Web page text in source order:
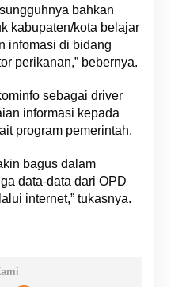
bahkan
kabupaten/kota belajar
infomasi di bidang
perikanan,” bebernya.
sebagai driver
informasi kepada
program pemerintah.
bagus dalam
data-data dari OPD
internet,” tukasnya.